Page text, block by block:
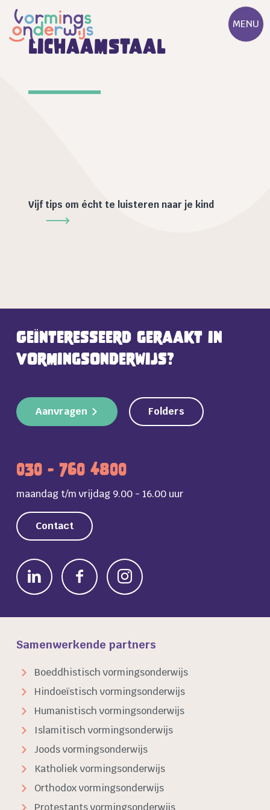
MENU
lichaamstaal
Vijf tips om écht te luisteren naar je kind
Geïnteresseerd geraakt in
vormingsonderwijs?
Aanvragen Folders
030 - 760 4800
maandag t/m vrijdag 9.00 - 16.00 uur
Contact
Samenwerkende partners
Boeddhistisch vormingsonderwijs
Hindoeïstisch vormingsonderwijs
Humanistisch vormingsonderwijs
Islamitisch vormingsonderwijs
Joods vormingsonderwijs
Katholiek vormingsonderwijs
Orthodox vormingsonderwijs
Protestants vormingsonderwijs